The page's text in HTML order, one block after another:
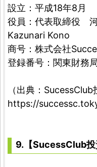
設立：平成18年8月
役員：代表取締役
Kazunari Kono
商号：株式会社
登録番号：関東財務
（出典：
https://
9.【SucessClub投